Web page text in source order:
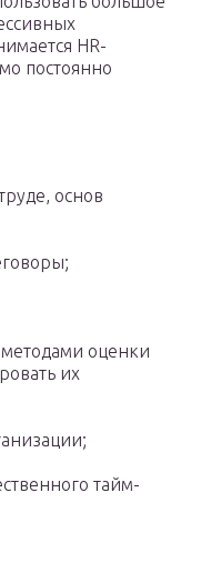
HR-
постоянно
основ
оценки
их
тайм-